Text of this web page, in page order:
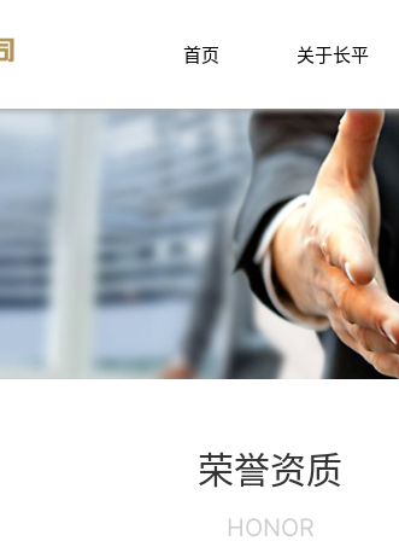
首页 关于长平
荣誉资质
HONOR